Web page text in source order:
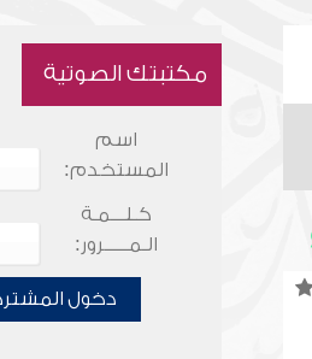
مكتبتك الصوتية
اسم
المستخدم:
كـلـــمـة
الـمـــــرور:
دخول